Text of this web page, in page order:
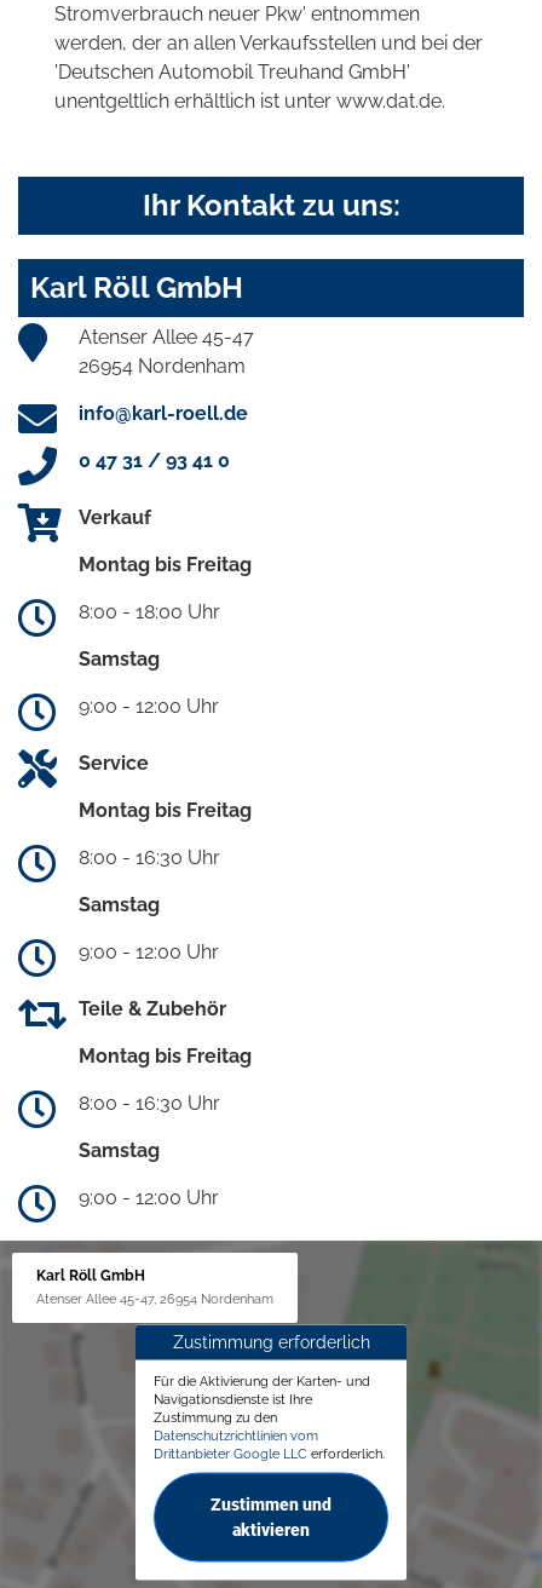
Stromverbrauch neuer Pkw' entnommen
werden, der an allen Verkaufsstellen und bei der
'Deutschen Automobil Treuhand GmbH'
unentgeltlich erhältlich ist unter www.dat.de.
Ihr Kontakt zu uns:
Karl Röll GmbH
Atenser Allee 45-47
26954 Nordenham
info@karl-roell.de
0 47 31 / 93 41 0
Verkauf
Montag bis Freitag
8:00 - 18:00 Uhr
Samstag
9:00 - 12:00 Uhr
Service
Montag bis Freitag
8:00 - 16:30 Uhr
Samstag
9:00 - 12:00 Uhr
Teile & Zubehör
Montag bis Freitag
8:00 - 16:30 Uhr
Samstag
9:00 - 12:00 Uhr
Karl Röll GmbH
Atenser Allee 45-47, 26954 Nordenham
Zustimmung erforderlich
Für die Aktivierung der Karten- und
Navigationsdienste ist Ihre
Zustimmung zu den
Datenschutzrichtlinien vom
Drittanbieter Google LLC erforderlich.
Zustimmen und
aktivieren